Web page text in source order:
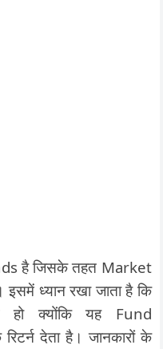
है जिसके तहत Market
ध्यान रखा जाता है कि
क्योंकि यह Fund
देता है। जानकारों के